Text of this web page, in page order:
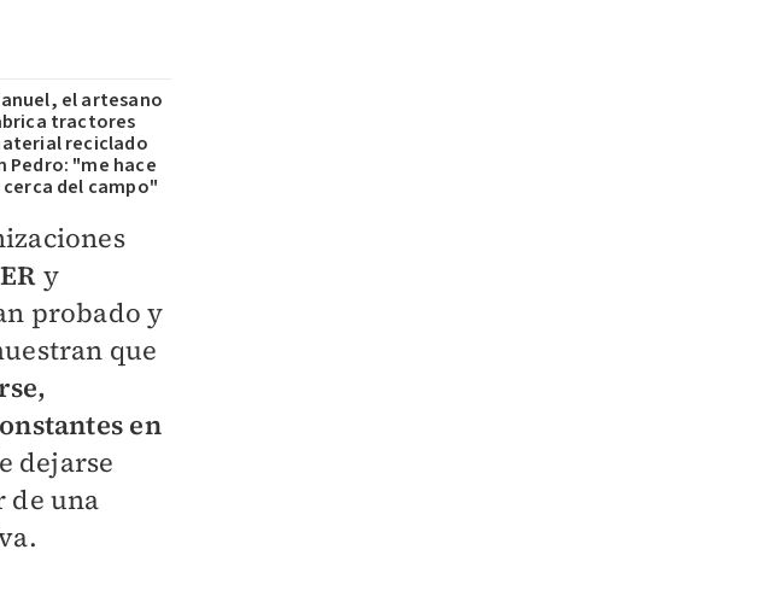
el artesano
tractores
reciclado
Pedro: "me hace
del campo"
y
probado y
que
en
dejarse
de una